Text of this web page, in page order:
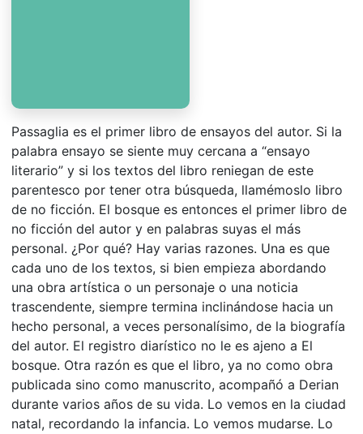
Passaglia es el primer libro de ensayos del autor. Si la
palabra ensayo se siente muy cercana a “ensayo
literario” y si los textos del libro reniegan de este
parentesco por tener otra búsqueda, llamémoslo libro
de no ficción. El bosque es entonces el primer libro de
no ficción del autor y en palabras suyas el más
personal. ¿Por qué? Hay varias razones. Una es que
cada uno de los textos, si bien empieza abordando
una obra artística o un personaje o una noticia
trascendente, siempre termina inclinándose hacia un
hecho personal, a veces personalísimo, de la biografía
del autor. El registro diarístico no le es ajeno a El
bosque. Otra razón es que el libro, ya no como obra
publicada sino como manuscrito, acompañó a Derian
durante varios años de su vida. Lo vemos en la ciudad
natal, recordando la infancia. Lo vemos mudarse. Lo